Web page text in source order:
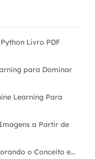
Livro PDF
para Dominar
Learning Para
a Partir de
o Conceito e...